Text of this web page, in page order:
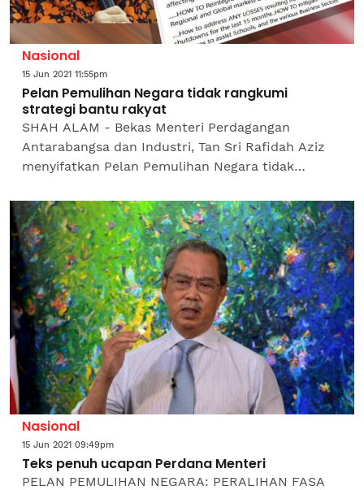
Nasional
15 Jun 2021 11:55pm
Pelan Pemulihan Negara tidak rangkumi
strategi bantu rakyat
SHAH ALAM - Bekas Menteri Perdagangan
Antarabangsa dan Industri, Tan Sri Rafidah Aziz
menyifatkan Pelan Pemulihan Negara tidak
menggerakkan masyarakat yang...
Nasional
15 Jun 2021 09:49pm
Teks penuh ucapan Perdana Menteri
PELAN PEMULIHAN NEGARA: PERALIHAN FASA